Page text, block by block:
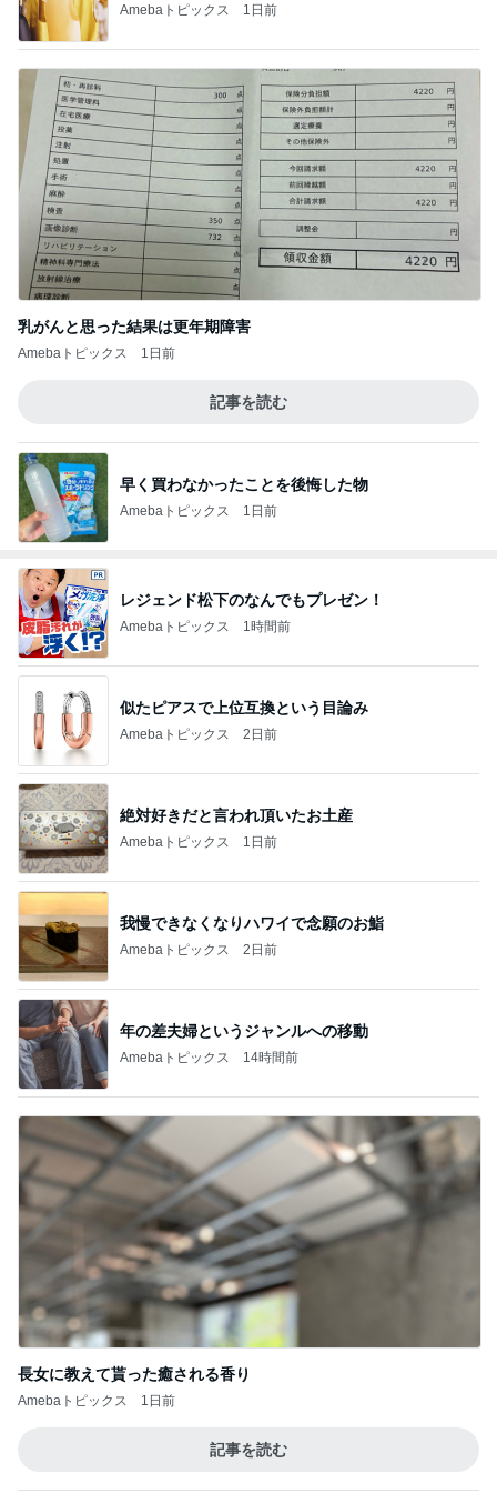
Amebaトピックス 1日前
乳がんと思った結果は更年期障害
Amebaトピックス 1日前
記事を読む
早く買わなかったことを後悔した物
Amebaトピックス 1日前
レジェンド松下のなんでもプレゼン！
Amebaトピックス 1時間前
似たピアスで上位互換という目論み
Amebaトピックス 2日前
絶対好きだと言われ頂いたお土産
Amebaトピックス 1日前
我慢できなくなりハワイで念願のお鮨
Amebaトピックス 2日前
年の差夫婦というジャンルへの移動
Amebaトピックス 14時間前
長女に教えて貰った癒される香り
Amebaトピックス 1日前
記事を読む